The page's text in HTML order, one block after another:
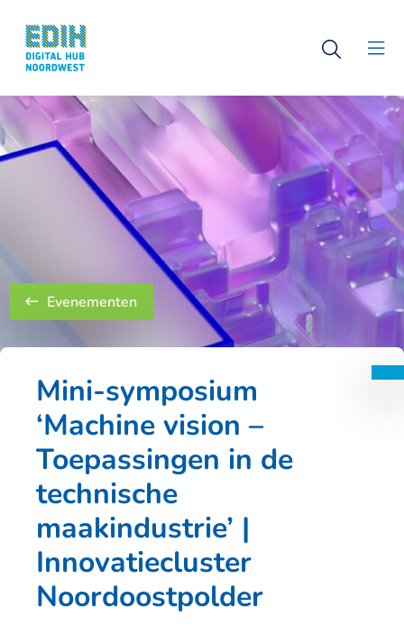
Logo
Digital
Hub
Noordwest
Open
Evenementen
Mini-symposium
‘Machine vision –
Toepassingen in de
technische
maakindustrie’ |
Innovatiecluster
Noordoostpolder